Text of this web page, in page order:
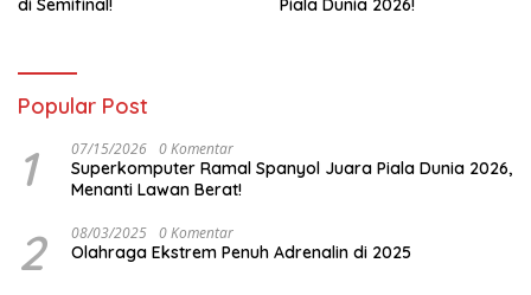
di Semifinal!
Piala Dunia 2026!
Popular Post
1 07/15/2026 0 Komentar
Superkomputer Ramal Spanyol Juara Piala Dunia 2026,
Menanti Lawan Berat!
2 08/03/2025 0 Komentar
Olahraga Ekstrem Penuh Adrenalin di 2025